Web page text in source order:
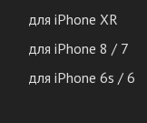
для iPhone XR
для iPhone 8 / 7
для iPhone 6s / 6